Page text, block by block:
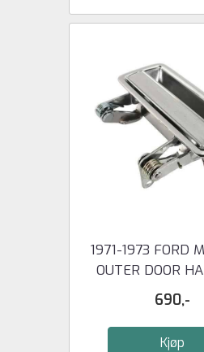
1971-1973 FORD
OUTER DOOR
RIGHT
690,-
Kjøp